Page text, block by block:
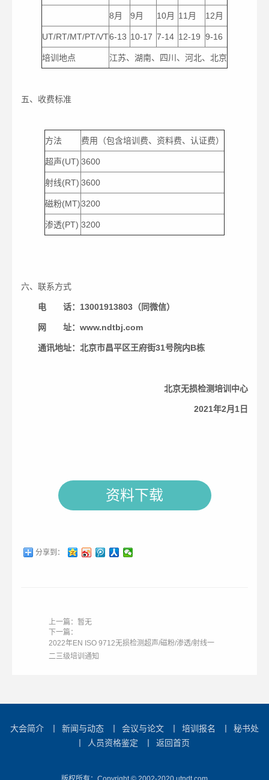
8月 9月 10月 11月 12月
UT/RT/MT/PT/VT6-13 10-17 7-14 12-19 9-16
培训地点 江苏、湖南、四川、河北、北京
五、收费标准
方法 费用（包含培训费、资料费、认证费）
超声(UT) 3600
射线(RT) 3600
磁粉(MT)3200
渗透(PT) 3200
六、联系方式
电 话：13001913803（同微信）
网 址：www.ndtbj.com
通讯地址：北京市昌平区王府街31号院内B栋
北京无损检测培训中心
2021年2月1日
资料下载
分享到：
上一篇：暂无
下一篇：
2022年EN ISO 9712无损检测超声/磁粉/渗透/射线一
二三级培训通知
大会简介 新闻与动态 会议与论文 培训报名
秘书处
人员资格鉴定 返回首页